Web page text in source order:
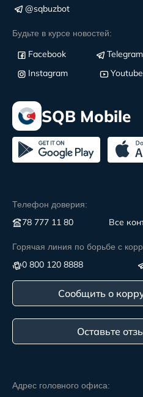
Адрес головного офиса:
@sqbuzbot
Будьте в курсе новостей:
Facebook
Telegram
Instagram
Youtube
SQB Mobile
Телефон доверия:
78 777 11 80 Все
Горячая линия по борьбе с
0 800 120 8888
Сообщить о
Оставьте